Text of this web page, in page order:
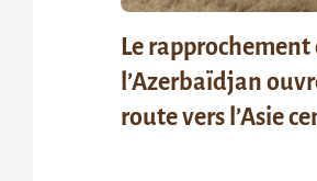
Le rapprochement
l’Azerbaïdjan
route vers l’Asie